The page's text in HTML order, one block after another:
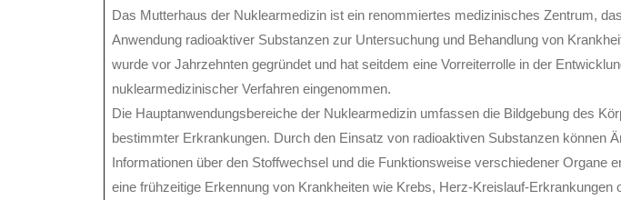
Das Mutterhaus der Nuklearmedizin ist ein renommiertes medizinisches Zentrum,
Anwendung radioaktiver Substanzen zur Untersuchung und Behandlung von
wurde vor Jahrzehnten gegründet und hat seitdem eine Vorreiterrolle in der
nuklearmedizinischer Verfahren eingenommen.
Die Hauptanwendungsbereiche der Nuklearmedizin umfassen die Bildgebung des
bestimmter Erkrankungen. Durch den Einsatz von radioaktiven Substanzen können
Informationen über den Stoffwechsel und die Funktionsweise verschiedener Organe
eine frühzeitige Erkennung von Krankheiten wie Krebs, Herz-Kreislauf-Erkrankungen